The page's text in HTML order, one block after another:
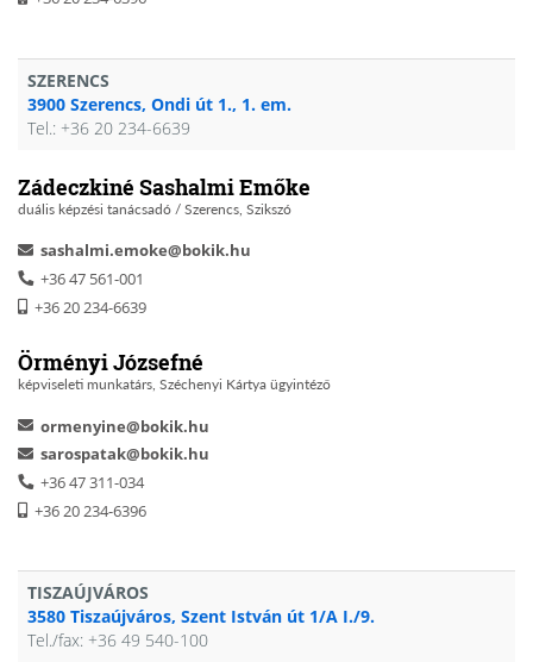
SZERENCS
3900 Szerencs, Ondi út 1., 1. em.
Tel.: +36 20 234-6639
Zádeczkiné Sashalmi Emőke
duális képzési tanácsadó / Szerencs, Szikszó
sashalmi.emoke@bokik.hu
+36 47 561-001
+36 20 234-6639
Örményi Józsefné
képviseleti munkatárs, Széchenyi Kártya ügyintéző
ormenyine@bokik.hu
sarospatak@bokik.hu
+36 47 311-034
+36 20 234-6396
TISZAÚJVÁROS
3580 Tiszaújváros, Szent István út 1/A I./9.
Tel./fax: +36 49 540-100